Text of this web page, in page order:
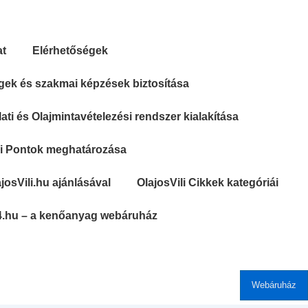
Elérhetőségek
és szakmai képzések biztosítása
és Olajmintavételezési rendszer kialakítása
Pontok meghatározása
ajánlásával OlajosVili Cikkek kategóriái
– a kenőanyag webáruház
Webáruház